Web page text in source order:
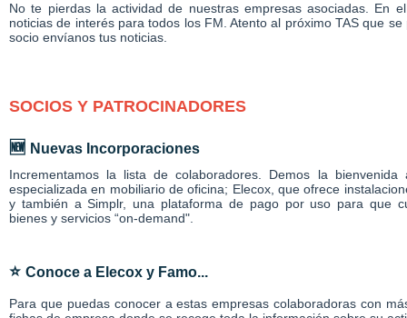
No te pierdas la actividad de nuestras empresas asociadas. En
noticias de interés para todos los FM. Atento al próximo TAS que
socio envíanos tus noticias.
SOCIOS Y PATROCINADORES
🆕 Nuevas Incorporaciones
Incrementamos la lista de colaboradores. Demos la bienvenida
especializada en mobiliario de oficina; Elecox, que ofrece
y también a Simplr, una plataforma de pago por uso para que
bienes y servicios “on-demand".
⭐ Conoce a Elecox y Famo...
Para que puedas conocer a estas empresas colaboradoras con